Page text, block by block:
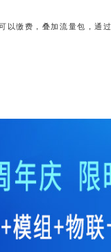
缴费，叠加流量包，